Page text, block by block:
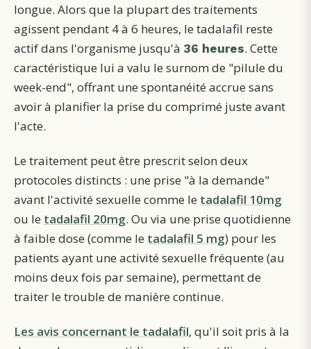
longue. Alors que la plupart des traitements
agissent pendant 4 à 6 heures, le tadalafil reste
actif dans l'organisme jusqu'à 36 heures. Cette
caractéristique lui a valu le surnom de "pilule du
week-end", offrant une spontanéité accrue sans
avoir à planifier la prise du comprimé juste avant
l'acte.
Le traitement peut être prescrit selon deux
protocoles distincts : une prise "à la demande"
avant l'activité sexuelle comme le tadalafil 10mg
ou le tadalafil 20mg. Ou via une prise quotidienne
à faible dose (comme le tadalafil 5 mg) pour les
patients ayant une activité sexuelle fréquente (au
moins deux fois par semaine), permettant de
traiter le trouble de manière continue.
Les avis concernant le tadalafil, qu'il soit pris à la